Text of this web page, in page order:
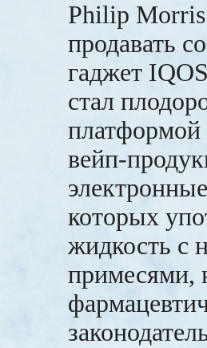
Philip Morris
продавать
гаджет
стал
вейп-
которых
жидкость с
примесями,